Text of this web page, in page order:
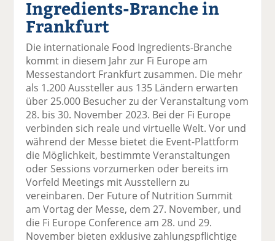
el
a
F
ac
e
b
o
o
k
te
il
e
n
el
t
tt
er
n
el
a
Li
k
e
di
n
te
il
e
n
E
ai
l
v
er
se
n
d
e
n
Ingredients-Branche in
Frankfurt
Die internationale Food Ingredients-Branche
kommt in diesem Jahr zur Fi Europe am
Messestandort Frankfurt zusammen. Die mehr
als 1.200 Aussteller aus 135 Ländern erwarten
über 25.000 Besucher zu der Veranstaltung vom
28. bis 30. November 2023. Bei der Fi Europe
verbinden sich reale und virtuelle Welt. Vor und
während der Messe bietet die Event-Plattform
die Möglichkeit, bestimmte Veranstaltungen
oder Sessions vorzumerken oder bereits im
Vorfeld Meetings mit Ausstellern zu
vereinbaren. Der Future of Nutrition Summit
am Vortag der Messe, dem 27. November, und
die Fi Europe Conference am 28. und 29.
November bieten exklusive zahlungspflichtige